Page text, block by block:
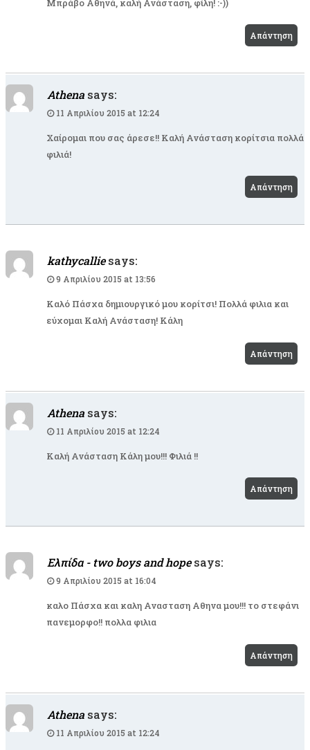
Απάντηση
Athena says:
11 Απριλίου 2015 at 12:24
Χαίρομαι που σας άρεσε!! Καλή Ανάσταση κορίτσια πολλά
φιλιά!
Απάντηση
kathycallie says:
9 Απριλίου 2015 at 13:56
Καλό Πάσχα δημιουργικό μου κορίτσι! Πολλά φιλια και
εύχομαι Καλή Ανάσταση! Κάλη
Απάντηση
Athena says:
11 Απριλίου 2015 at 12:24
Καλή Ανάσταση Κάλη μου!!! Φιλιά !!
Απάντηση
Ελπίδα - two boys and hope says:
9 Απριλίου 2015 at 16:04
καλο Πάσχα και καλη Ανασταση Αθηνα μου!!! το στεφάνι
πανεμορφο!! πολλα φιλια
Απάντηση
Athena says:
11 Απριλίου 2015 at 12:24